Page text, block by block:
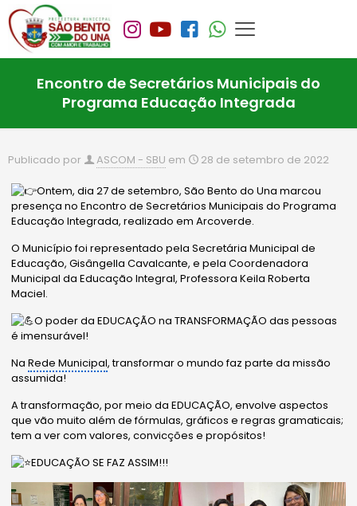
Encontro de Secretários Municipais do
Programa Educação Integrada
Publicado por ASCOM - SBU em 28 de setembro de 2022
Ontem, dia 27 de setembro, São Bento do Una marcou
presença no Encontro de Secretários Municipais do Programa
Educação Integrada, realizado em Arcoverde.
O Município foi representado pela Secretária Municipal de
Educação, Gisângella Cavalcante, e pela Coordenadora
Municipal da Educação Integral, Professora Keila Roberta
Maciel.
O poder da EDUCAÇÃO na TRANSFORMAÇÃO das pessoas
é imensurável!
NaRede Municipal, transformar o mundo faz parte da missão
assumida!
Atransformação, por meio da EDUCAÇÃO, envolve aspectos
que vão muito além de fórmulas, gráficos e regras gramaticais;
tem a ver com valores, convicções e propósitos!
EDUCAÇÃO SE FAZ ASSIM!!!